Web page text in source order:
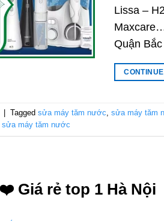
Lissa –
Quận
Tagged sửa máy tăm nước, sửa máy tăm
sửa máy tăm nước
Giá rẻ top 1 Hà Nội